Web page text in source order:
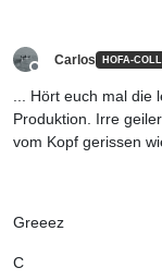
Carlos HOFA-
... Hört euch mal
Produktion. Irre
vom Kopf gerissen
Greeez
C